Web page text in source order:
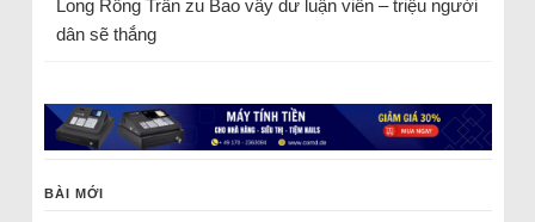
Long Rồng Trầnzu Bao vây dư luận viên – triệu người
dân sẽ thắng
BÀI MỚI